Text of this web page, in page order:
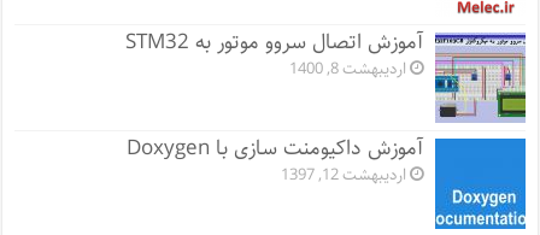
آموزش اتصال سروو موتور به STM32
اردیبهشت 8, 1400
آموزش داکیومنت سازی با Doxygen
اردیبهشت 12, 1397